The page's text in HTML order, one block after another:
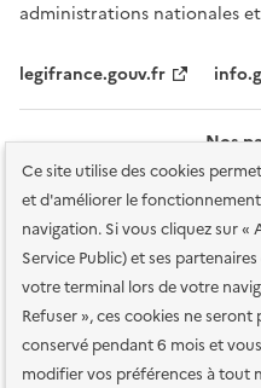
Ce site utilise des cookies
et d'améliorer le
navigation. Si vous cliquez sur «
Service Public) et ses
votre terminal lors de votre
Refuser », ces cookies ne
conservé pendant 6 mois et
modifier vos préférences à tout
administrations nationales
legifrance.gouv.fr
Nos
Plan du site Accessibilité :
services en ligne Mentions légales
Conditions générales d'utilisation